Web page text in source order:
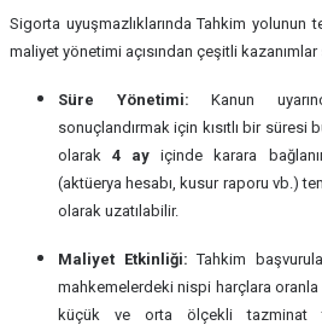
Sigorta uyuşmazlıklarında Tahkim yolunun
maliyet yönetimi açısından çeşitli kazanımlar
Süre Yönetimi: Kanun
sonuçlandırmak için kısıtlı bir süresi
olarak4 ay içinde karara
(aktüerya hesabı, kusur raporu vb.)
olarak uzatılabilir.
Maliyet Etkinliği: Tahkim
mahkemelerdeki nispi harçlara
küçük ve orta ölçekli tazminat